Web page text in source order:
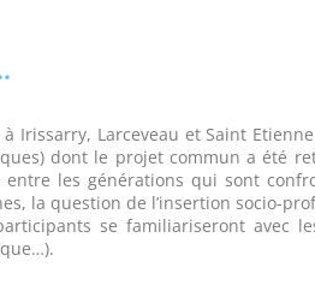
Irissarry, Larceveau et Saint
dont le projet commun a été
les générations qui sont
la question de l’insertion socio-
se familiariseront avec